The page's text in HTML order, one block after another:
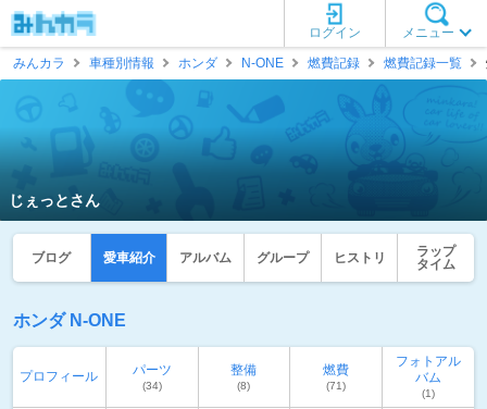
メニュー
ログイン
みんカラ
車種別情報 ホンダ N-ONE 燃費記録 燃費記録一覧
じぇっとさん
ブログ 愛車紹介 アルバム グループ ヒストリ
ラップ
タイム
ホンダ N-ONE
プロフィール パーツ
(34)
整備
(8)
燃費
(71)
フォトアル
バム
(1)